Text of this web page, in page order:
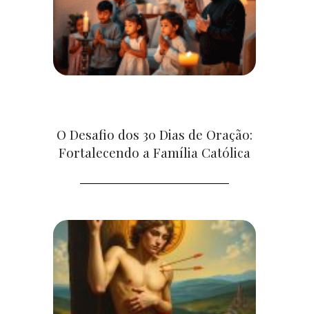
O Desafio dos 30 Dias de Oração:
Fortalecendo a Família Católica